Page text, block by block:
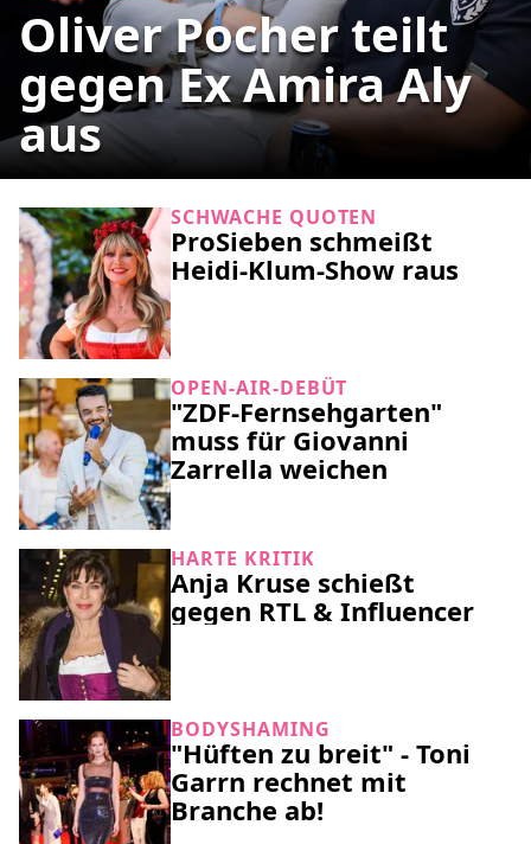
Oliver Pocher teilt
gegen Ex Amira Aly
aus
SCHWACHE QUOTEN
ProSieben schmeißt
Heidi-Klum-Show raus
OPEN-AIR-DEBÜT
"ZDF-Fernsehgarten"
muss für Giovanni
Zarrella weichen
HARTE KRITIK
Anja Kruse schießt
gegen RTL & Influencer
BODYSHAMING
"Hüften zu breit" - Toni
Garrn rechnet mit
Branche ab!